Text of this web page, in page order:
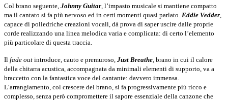
Col brano seguente, Johnny Guitar, l’impasto musicale si mantiene compatto
ma il cantato si fa più nervoso ed in certi momenti quasi parlato. Eddie Vedder,
capace di poliedriche creazioni vocali, dà prova di saper uscire dalle proprie
corde realizzando una linea melodica varia e complicata: di certo l’elemento
più particolare di questa traccia.
Il fade out introduce, cauto e premuroso, Just Breathe, brano in cui il calore
della chitarra acustica, accompagnata da minimali elementi di supporto, va a
braccetto con la fantastica voce del cantante: davvero immensa.
L’arrangiamento, col crescere del brano, si fa progressivamente più ricco e
complesso, senza però compromettere il sapore essenziale della canzone che